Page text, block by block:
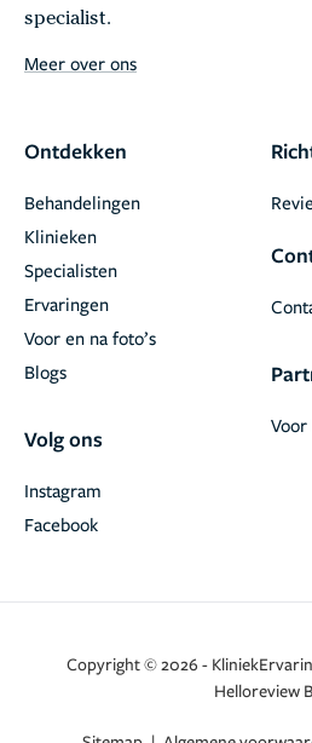
specialist.
Meer over ons
Ontdekken
Behandelingen
Klinieken
Specialisten
Ervaringen
Voor en na foto’s
Blogs
Volg ons
Facebook
Instagram
Copyright © 2026 -
Helloreview